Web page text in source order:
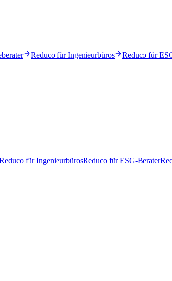
Reduco für Ingenieurbüros Reduco für
Reduco für IngenieurbürosReduco für ESG-Berater